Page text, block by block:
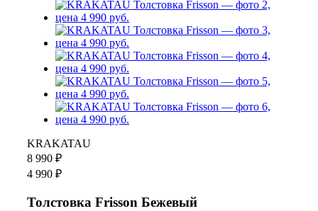
KRAKATAU
8 990 ₽
4 990 ₽
Толстовка Frisson Бежевый